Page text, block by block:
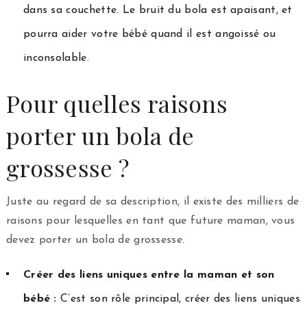
dans sa couchette. Le bruit du bola est apaisant, et
pourra aider votre bébé quand il est angoissé ou
inconsolable.
Pour quelles raisons
porter un bola de
grossesse ?
Juste au regard de sa description, il existe des milliers de
raisons pour lesquelles en tant que future maman, vous
devez porter un bola de grossesse.
Créer des liens uniques entre la maman et son
bébé :C’est son rôle principal, créer des liens uniques